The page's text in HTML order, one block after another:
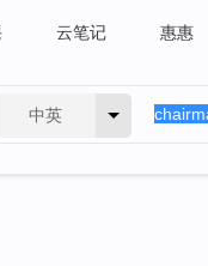
云笔记 惠惠
中英